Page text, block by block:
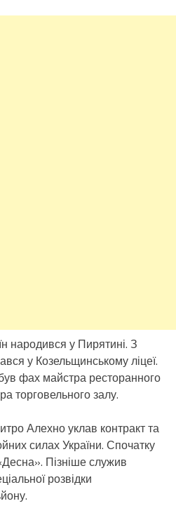
народився у Пирятині. З
у Козельщинському ліцеї.
фах майстра ресторанного
торговельного залу.
Алехно уклав контракт та
силах України. Спочатку
Пізніше служив
розвідки